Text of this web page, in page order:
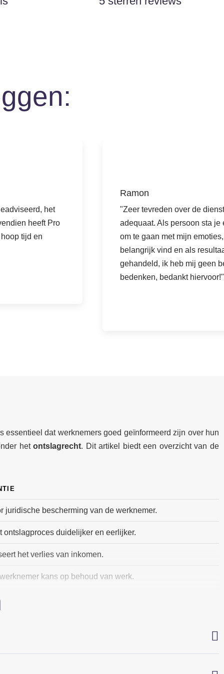
het
heeft Pro
tijd en
Ramon
"Zeer tevreden over de
adequaat. Als persoon sta
om te gaan met mijn
belangrijk vind en als
gehandeld, ik heb mij geen
bedenken, bedankt
essentieel dat werknemers goed geïnformeerd zijn over hun
hetontslagrecht. Dit artikel biedt een overzicht van de
juridische bescherming van de werknemer.
ontslagproces duidelijker en eerlijker.
het verlies van inkomen.
kans op behoud van werk.